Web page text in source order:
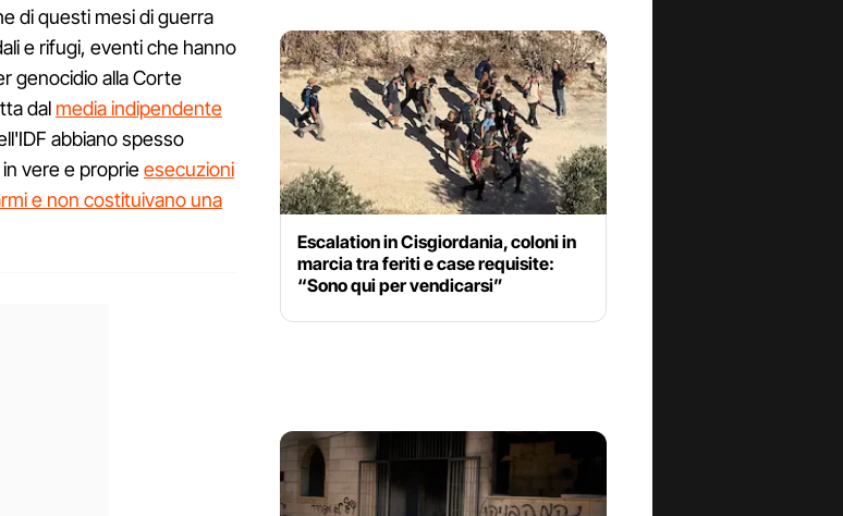
di questi mesi di guerra
e rifugi, eventi che hanno
genocidio alla Corte
dal media indipendente
abbiano spesso
in vere e proprieesecuzioni
e non costituivano una
Escalation in Cisgiordania, coloni in
marcia tra feriti e case requisite:
“Sono qui per vendicarsi”